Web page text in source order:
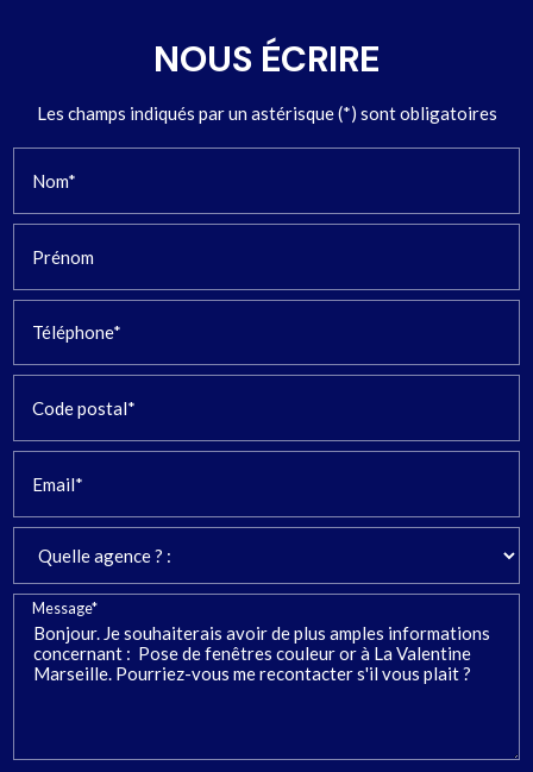
NOUS ÉCRIRE
Les champs indiqués par un astérisque (*) sont obligatoires
Nom*
Prénom
Téléphone*
Code postal*
Email*
Message*